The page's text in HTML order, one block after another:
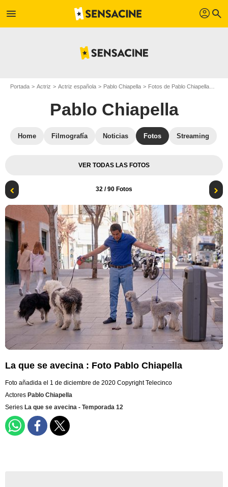
menu profil search
Portada Actriz Actriz española Pablo Chiapella Fotos de Pablo Chiapella
Pablo Chiapella
Home Filmografía Noticias Fotos Streaming
VER TODAS LAS FOTOS
32 / 90 Fotos
La que se avecina : Foto Pablo Chiapella
Foto añadida el 1 de diciembre de 2020 Copyright Telecinco
Actores Pablo Chiapella
Series La que se avecina - Temporada 12